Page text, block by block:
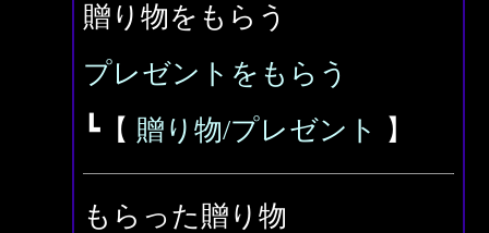
贈り物をもらう
プレゼントをもらう
┗【 贈り物/プレゼント 】
もらった贈り物